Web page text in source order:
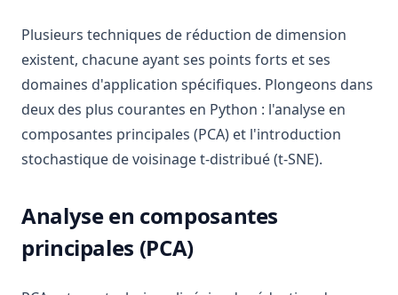
Plusieurs techniques de réduction de dimension
existent, chacune ayant ses points forts et ses
domaines d'application spécifiques. Plongeons dans
deux des plus courantes en Python : l'analyse en
composantes principales (PCA) et l'introduction
stochastique de voisinage t-distribué (t-SNE).
Analyse en composantes
principales (PCA)